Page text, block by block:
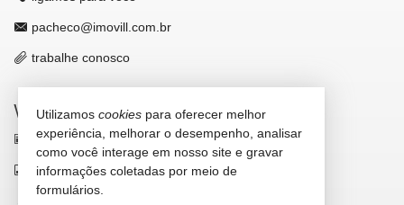
pacheco@imovill.com.br
trabalhe conosco
VEJA MAIS
receba nosso newsletter
indicadores financeiros
Utilizamos cookies para oferecer melhor
experiência, melhorar o desempenho, analisar
como você interage em nosso site e gravar
informações coletadas por meio de
formulários.